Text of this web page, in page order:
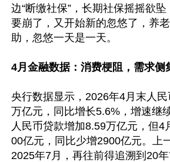
边“断缴社保”，长期社保摇摇欲
要崩了，又开始新的忽悠了，养
助，忽悠一天是一天。
4月金融数据：消费梗阻，需求侧
央行数据显示，2026年4月末人
万亿元，同比增长5.6%，增速继
人民币贷款增加8.59万亿元，但4
00亿元，同比少增2900亿元。上
2025年7月，再往前得追溯到20年